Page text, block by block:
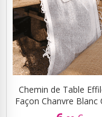
Chemin de Table
Façon Chanvre Blanc